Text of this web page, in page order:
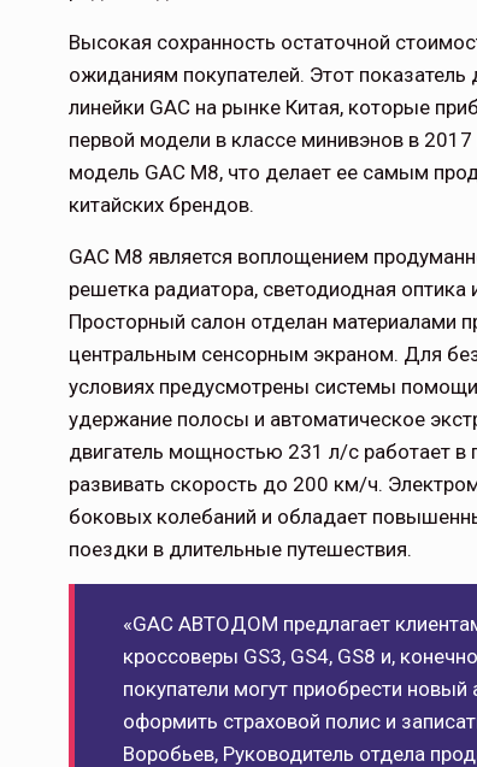
Высокая сохранность остаточной
ожиданиям покупателей. Этот
линейки GAC на рынке Китая, которые
первой модели в классе минивэнов в
модель GAC M8, что делает ее самым
китайских брендов.
GAC M8 является воплощением
решетка радиатора, светодиодная
Просторный салон отделан материалами
центральным сенсорным экраном. Для
условиях предусмотрены системы
удержание полосы и автоматическое
двигатель мощностью 231 л/с работает в
развивать скорость до 200 км/ч.
боковых колебаний и обладает
поездки в длительные путешествия.
«GAC АВТОДОМ предлагает
кроссоверы GS3, GS4, GS8 и,
покупатели могут приобрести
оформить страховой полис и
Воробьев, Руководитель отдела
Тамбов — под
Тамбовская область — не
сельскохозяйственный
традициями выращивания
рискованного земледелия.
обязанности…